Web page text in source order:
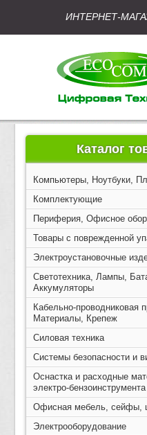
ИНТЕРНЕТ-
Каталог
Компьютеры, Ноутбуки,
Комплектующие
Периферия, Офисное
Товары с поврежденной
Электроустановочные
Светотехника, Лампы,
Аккумуляторы
Кабельно-проводниковая
Материалы, Крепеж
Силовая техника
Системы безопасности и
Оснастка и расходные
электро-бензоинструмента
Офисная мебель, сейфы,
Электрооборудование